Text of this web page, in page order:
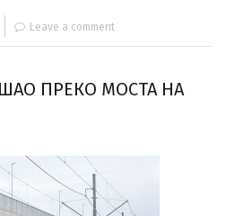
Leave a comment
ПРЕКО МОСТА НА